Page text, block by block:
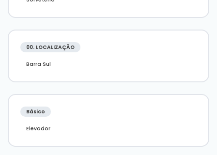
Valores sujeitos a alteração sem aviso prévio.
00. LOCALIZAÇÃO
Barra Sul
Básico
Elevador